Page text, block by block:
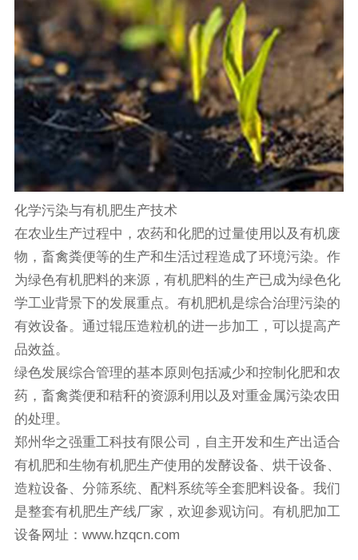
化学污染与有机肥生产技术
在农业生产过程中，农药和化肥的过量使用以及有机废
物，畜禽粪便等的生产和生活过程造成了环境污染。作
为绿色有机肥料的来源，有机肥料的生产已成为绿色化
学工业背景下的发展重点。有机肥机是综合治理污染的
有效设备。通过辊压造粒机的进一步加工，可以提高产
品效益。
绿色发展综合管理的基本原则包括减少和控制化肥和农
药，畜禽粪便和秸秆的资源利用以及对重金属污染农田
的处理。
郑州华之强重工科技有限公司，自主开发和生产出适合
有机肥和生物有机肥生产使用的发酵设备、烘干设备、
造粒设备、分筛系统、配料系统等全套肥料设备。我们
是整套有机肥生产线厂家，欢迎参观访问。有机肥加工
设备网址： www.hzqcn.com